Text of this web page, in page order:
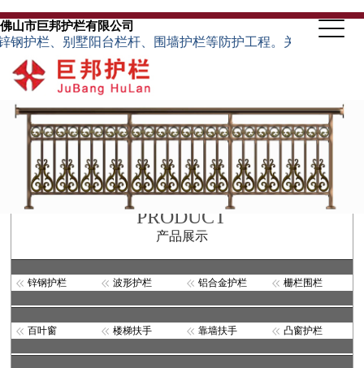
佛山市巨邦护栏有限公司
栏、别墅阳台栏杆、围墙护栏等防护工程。关于定制特殊规
PRODUCT
产品展示
锌钢护栏 波形护栏 铝合金护栏 栅栏围栏
百叶窗 楼梯扶手 靠墙扶手 凸窗护栏